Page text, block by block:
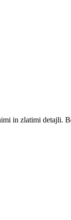
in zlatimi detajli.